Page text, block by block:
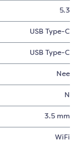
5.3
USB Type-C
USB Type-C
Nee
N
3.5 mm
WiFi